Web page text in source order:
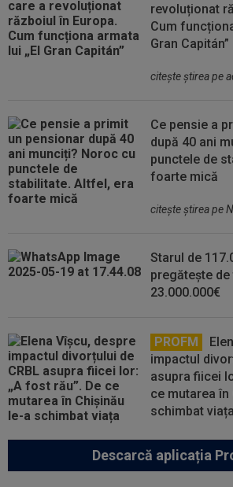
revoluționat
Cum
Gran Capitán”
citeşte ştirea pe
Ce pensie a
după 40 ani
punctele de
foarte mică
citeşte ştirea pe
Starul de
pregătește
23.000.000€
PROFM
impactul
asupra fiicei
ce mutarea în
schimbat viața
Descarcă aplicația